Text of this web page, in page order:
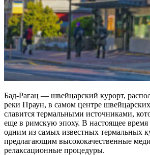
Бад-Рагац — швейцарский курорт,
реки Праун, в самом центре
славится термальными источниками,
еще в римскую эпоху. В настоящее время
одним из самых известных термальных
предлагающим высококачественные
релаксационные процедуры.